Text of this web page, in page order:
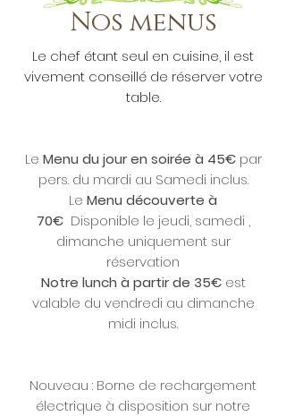
Nos menus
Le chef étant seul en cuisine, il est
vivement conseillé de réserver votre
table.
Le Menu du jour en soirée à 45€ par
pers. du mardi au Samedi inclus.
Le Menu découverte à
70€ Disponible le jeudi, samedi ,
dimanche uniquement sur
réservation
Notre lunch à partir de 35€ est
valable du vendredi au dimanche
midi inclus.
Nouveau : Borne de rechargement
électrique à disposition sur notre